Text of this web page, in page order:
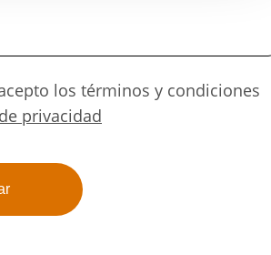
los términos y condiciones
privacidad